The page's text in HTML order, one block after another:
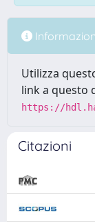
Utilizza
link a questo
https://
Citazioni